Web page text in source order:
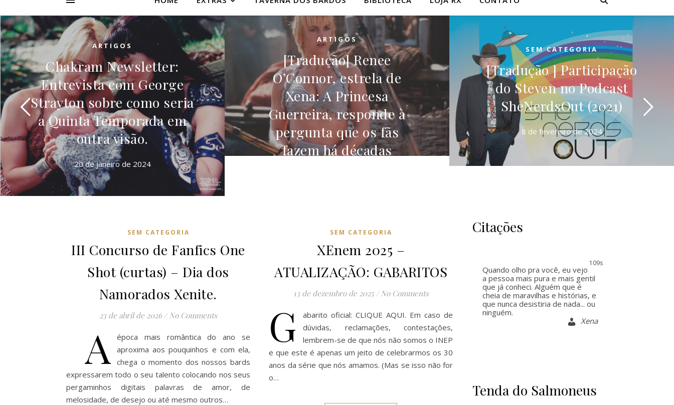
ARTIGOS
Chakram Newsletter:
Entrevista com George
Strayton sobre como seria
a Quinta Temporada em
outra visão.
20 de janeiro de 2024
ARTIGOS
[Tradução] Renee
O’Connor, estrela de
Xena: A Princesa
Guerreira, responde à
pergunta que os fãs
fazem há décadas
SEM CATEGORIA
[Tradução ] Participação
do Steven no Podcast
SheNerdsOut (2021)
8 de fevereiro de 2024
SEM CATEGORIA
III Concurso de Fanfics One
Shot (curtas) – Dia dos
Namorados Xenite.
23 de abril de 2026 / No Comments
A
época mais romântica do ano se
aproxima aos pouquinhos e com ela,
chega o momento dos nossos bards
expressarem todo o seu talento colocando nos seus
pergaminhos digitais palavras de amor, de
melosidade, de desejo ou até mesmo outros…
SEM CATEGORIA
XEnem 2025 –
ATUALIZAÇÃO: GABARITOS
13 de dezembro de 2025 / No Comments
G
abarito oficial: CLIQUE AQUI. Em caso de
dúvidas, reclamações, contestações,
lembrem-se de que nós não somos o INEP
e que este é apenas um jeito de celebrarmos os 30
anos da série que nós amamos. (Mas se isso não for
o…
Citações
107s
Quando olho pra você, eu vejo
a pessoa mais pura e mais gentil
que já conheci. Alguém que é
cheia de maravilhas e histórias, e
que nunca desistiria de nada... ou
ninguém.
Xena
Tenda do Salmoneus